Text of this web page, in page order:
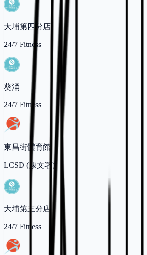
大埔第四分店
24/7 Fitness
葵涌
24/7 Fitness
東昌街體育館
LCSD (康文署)
大埔第三分店
24/7 Fitness